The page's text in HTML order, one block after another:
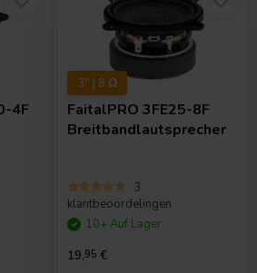
4F
3" | 8 Ω
FaitalPRO 3FE25-8F
Breitbandlautsprecher
3
klantbeoordelingen
10+ Auf Lager
19,95 €